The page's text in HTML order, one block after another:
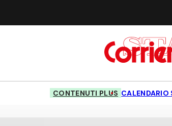
CONTENUTI PLUS CALENDARIO